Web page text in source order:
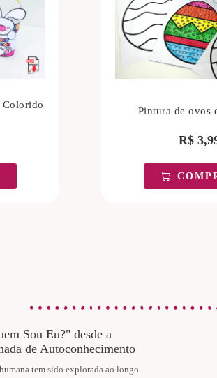
Colorido
Pintura de ovos
R$
Sou Eu?" desde a
de Autoconhecimento
tem sido explorada ao longo